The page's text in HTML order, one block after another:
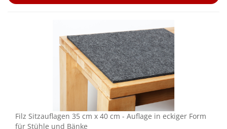
Filz Sitz­auf­la­gen 35 cm x 40 cm - Auf­la­ge in ecki­ger Form
für Stüh­le und Bänke